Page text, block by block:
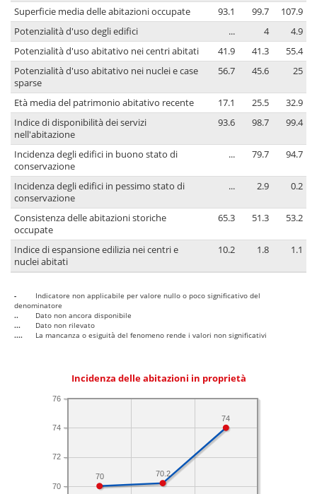
Superficie media delle abitazioni occupate
93.1 99.7
107.9
Potenzialità d'uso degli edifici
... 4
4.9
Potenzialità d'uso abitativo nei centri abitati
41.9 41.3
55.4
Potenzialità d'uso abitativo nei nuclei e case
sparse
56.7 45.6 25
Età media del patrimonio abitativo recente 17.1 25.5
32.9
Indice di disponibilità dei servizi
nell'abitazione
93.6 98.7 99.4
Incidenza degli edifici in buono stato di
conservazione
... 79.7 94.7
Incidenza degli edifici in pessimo stato di
conservazione
... 2.9 0.2
Consistenza delle abitazioni storiche
occupate
65.3 51.3 53.2
Indice di espansione edilizia nei centri e
nuclei abitati
10.2 1.8 1.1
-
Indicatore non applicabile per valore nullo o poco significativo del
denominatore
..
Dato non ancora disponibile
...
Dato non rilevato
....
La mancanza o esiguità del fenomeno rende i valori non significativi
Incidenza delle abitazioni in proprietà
70
72
74
76
74
70.2
70